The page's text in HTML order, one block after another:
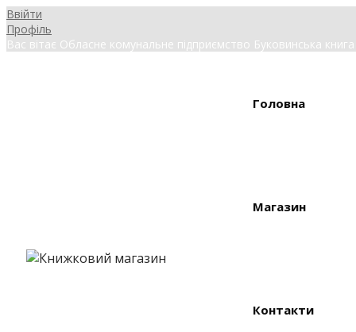
Ввійти
Профіль
Вас вітає Обласне комунальне підприємство Буковинська книга
Головна
Магазин
Контакти